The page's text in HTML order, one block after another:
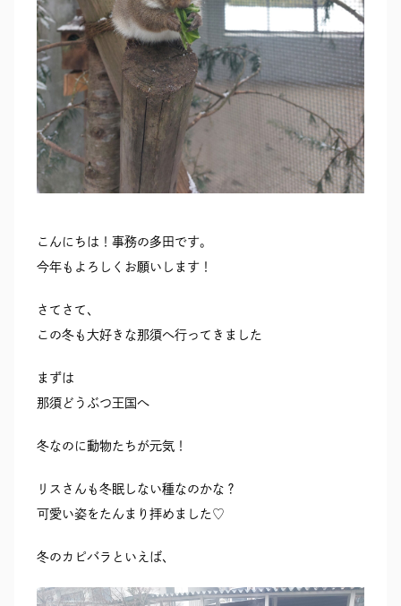
こんにちは！事務の多田です。
今年もよろしくお願いします！
さてさて、
この冬も大好きな那須へ行ってきました
まずは
那須どうぶつ王国へ
冬なのに動物たちが元気！
リスさんも冬眠しない種なのかな？
可愛い姿をたんまり拝めました♡
冬のカピバラといえば、